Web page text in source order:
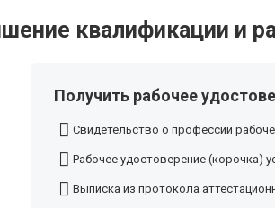
квалификации и
Получить рабочее
Свидетельство о профессии
Рабочее удостоверение (корочка)
Выписка из протокола